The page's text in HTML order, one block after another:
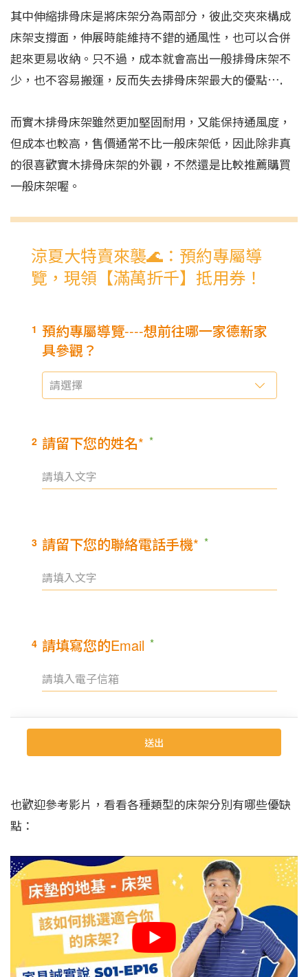
其中伸縮排骨床是將床架分為兩部分，彼此交夾來構成
床架支撐面，伸展時能維持不錯的通風性，也可以合併
起來更易收納。只不過，成本就會高出一般排骨床架不
少，也不容易搬運，反而失去排骨床架最大的優點….
而實木排骨床架雖然更加堅固耐用，又能保持通風度，
但成本也較高，售價通常不比一般床架低，因此除非真
的很喜歡實木排骨床架的外觀，不然還是比較推薦購買
一般床架喔。
也歡迎參考影片，看看各種類型的床架分別有哪些優缺
點：